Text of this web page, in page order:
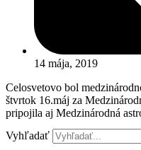
Vyhľadať
14 mája, 2019
Celosvetovo bol
štvrtok 16.máj za
pripojila aj Medzinárodná